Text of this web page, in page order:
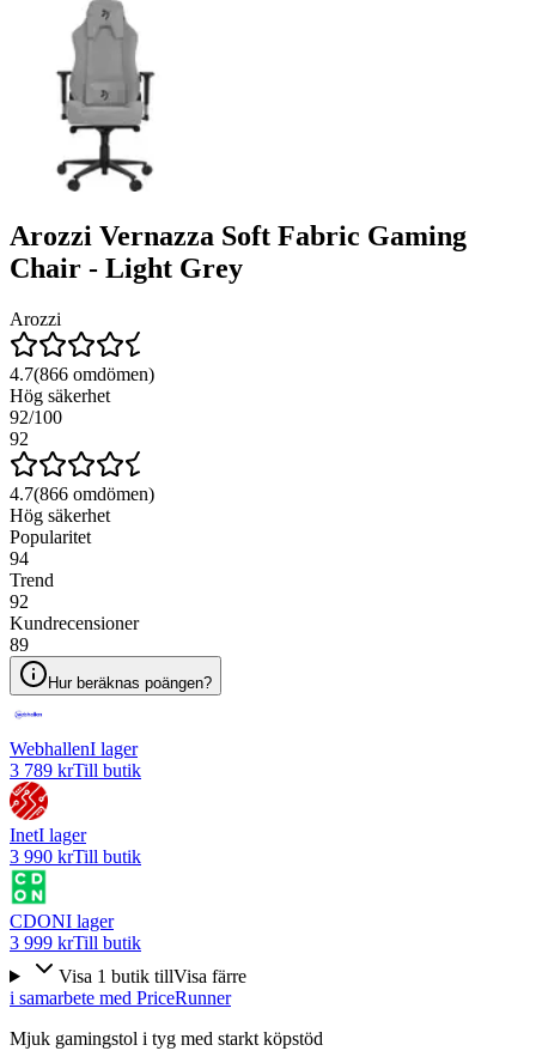
Arozzi Vernazza Soft Fabric Gaming
Chair - Light Grey
Arozzi
4.7(866 omdömen)
Hög säkerhet
92/100
92
4.7(866 omdömen)
Hög säkerhet
Popularitet
94
Trend
92
Kundrecensioner
89
Hur beräknas poängen?
WebhallenI lager
3 789 krTill butik
InetI lager
3 990 krTill butik
CDONI lager
3 999 krTill butik
Visa 1 butik tillVisa färre
i samarbete med PriceRunner
Mjuk gamingstol i tyg med starkt köpstöd